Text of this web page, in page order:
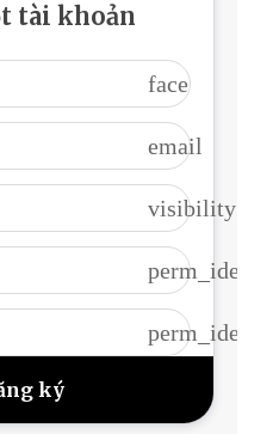
tài khoản
face
email
visibility
perm_identity
perm_identity